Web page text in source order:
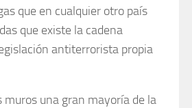
que en cualquier otro país
que existe la cadena
antiterrorista propia
una gran mayoría de la